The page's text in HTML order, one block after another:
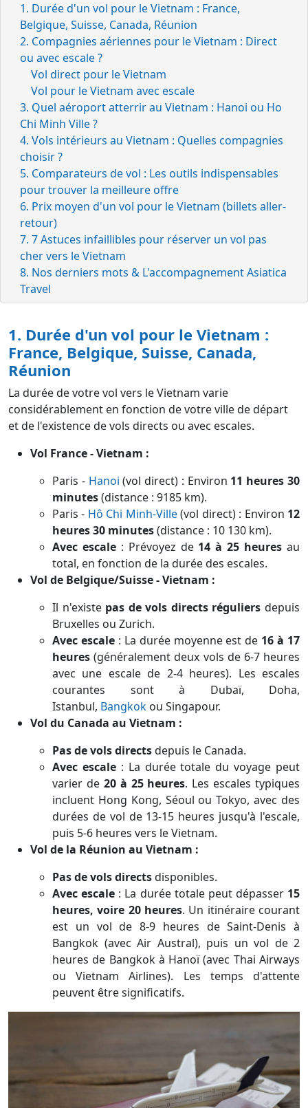
1. Durée d'un vol pour le Vietnam : France,
Belgique, Suisse, Canada, Réunion
2. Compagnies aériennes pour le Vietnam : Direct
ou avec escale ?
Vol direct pour le Vietnam
Vol pour le Vietnam avec escale
3. Quel aéroport atterrir au Vietnam : Hanoi ou Ho
Chi Minh Ville ?
4. Vols intérieurs au Vietnam : Quelles compagnies
choisir ?
5. Comparateurs de vol : Les outils indispensables
pour trouver la meilleure offre
6. Prix moyen d'un vol pour le Vietnam (billets aller-
retour)
7. 7 Astuces infaillibles pour réserver un vol pas
cher vers le Vietnam
8. Nos derniers mots & L'accompagnement Asiatica
Travel
1. Durée d'un vol pour le Vietnam :
France, Belgique, Suisse, Canada,
Réunion
La durée de votre vol vers le Vietnam varie
considérablement en fonction de votre ville de départ
et de l'existence de vols directs ou avec escales.
Vol France - Vietnam :
Paris - Hanoi (vol direct) : Environ 11 heures 30
minutes(distance : 9185 km).
Paris - Hô Chi Minh-Ville(vol direct) : Environ 12
heures 30 minutes(distance : 10 130 km).
Avec escale : Prévoyez de 14 à 25 heuresau
total, en fonction de la durée des escales.
Vol de Belgique/Suisse - Vietnam :
Il n'existe pas de vols directs réguliers depuis
Bruxelles ou Zurich.
Avec escale: La durée moyenne est de 16 à 17
heures (généralement deux vols de 6-7 heures
avec une escale de 2-4 heures). Les escales
courantes sont à Dubaï, Doha,
Istanbul, Bangkok ou Singapour.
Vol du Canada au Vietnam :
Pas de vols directsdepuis le Canada.
Avec escale : La durée totale du voyage peut
varier de 20 à 25 heures. Les escales typiques
incluent Hong Kong, Séoul ou Tokyo, avec des
durées de vol de 13-15 heures jusqu'à l'escale,
puis 5-6 heures vers le Vietnam.
Vol de la Réunion au Vietnam :
Pas de vols directsdisponibles.
Avec escale : La durée totale peut dépasser 15
heures, voire 20 heures. Un itinéraire courant
est un vol de 8-9 heures de Saint-Denis à
Bangkok (avec Air Austral), puis un vol de 2
heures de Bangkok à Hanoï (avec Thai Airways
ou Vietnam Airlines). Les temps d'attente
peuvent être significatifs.